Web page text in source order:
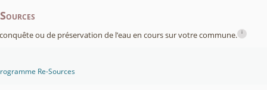
ou de préservation de l’eau en cours sur votre commune. i
Re-Sources